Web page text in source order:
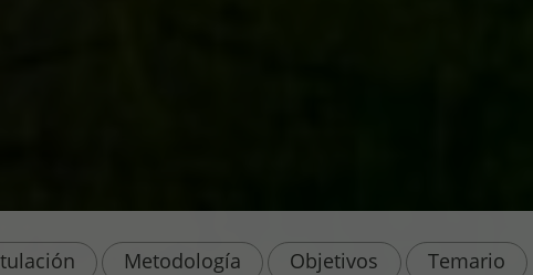
Metodología Objetivos Temario